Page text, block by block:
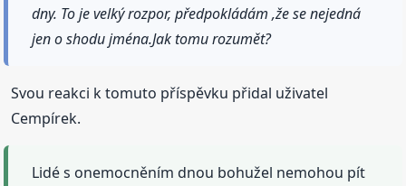
dny. To je velký rozpor, předpokládám ,že se nejedná
jen o shodu jména.Jak tomu rozumět?
Svou reakci k tomuto příspěvku přidal uživatel
Cempírek.
Lidé s onemocněním dnou bohužel nemohou pít